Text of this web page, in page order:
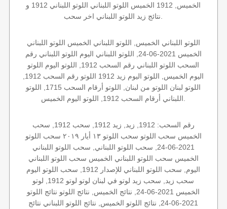
الخميس, 1912 الخميس اللوتو اللبناني اللوتو اللبناني 1912 و
اللوتو اللبناني الخميس, اللوتو اللبناني الخميس اللوتو اللبناني
الخميس 2021-06-24, اللوتو اللبناني اليوم اللوتو اللبناني رقم
السحب اللوتو اللبناني رقم السحب 1912, اللوتو اليوم اللوتو
اللوتو لبنان اللوتو من لبنان, اللوتو أرقام السحب 1715, اللوتو
رقم السحب: 1912, زيد, زيد 1912, سحب 1912, سحب
الخميس سحب اللوتو سحب اللوتو ١٣ أيار ٢٠١٩ سحب اللوتو
2021-06-24, سحب اللوتو اللبناني, سحب اللوتو اللبناني
الخميس سحب اللوتو اللبناني الخميس سحب اللوتو اللبناني
اليوم, سحب اللوتو اللبناني للإصدار 1912, سحب اللوتو اليوم
سحب زيد, سحب زيد لوتو في لبنان لوتو لوتو 1912, لوتو
الخميس 2021-06-24, نتائج الخميس, نتائج اللوتو نتائج اللوتو
2021-06-24, نتائج اللوتو الخميس, نتائج اللوتو اللبناني نتائج